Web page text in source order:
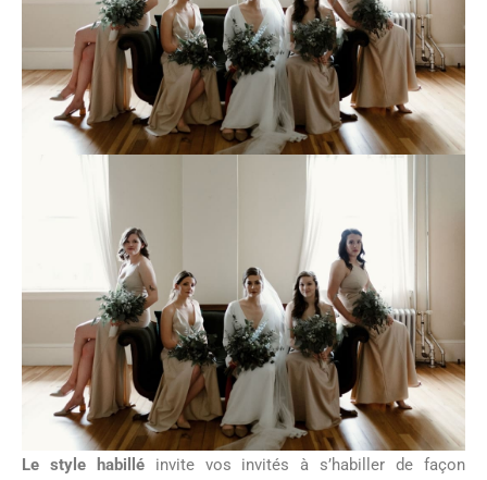
Le style habilléinvite vos invités à s’habiller de façon